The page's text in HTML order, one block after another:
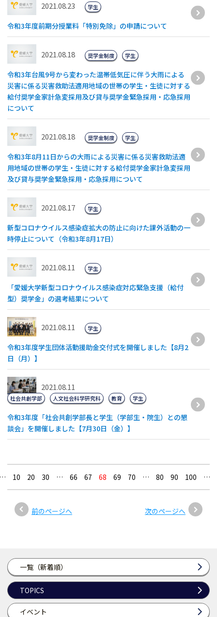
一覧（新着順）
TOPICS
イベント
2021.08.23
令和3年度前期分授業料「特別免除」の申請について
学生
2021.08.18
令和3年台風9号から変わった温帯低気圧に伴う大雨による
災害に係る災害救助法適用地域の世帯の学生・生徒に対する
給付奨学金家計急変採用及び貸与奨学金緊急採用・応急採用
について
奨学金制度 学生
2021.08.18
令和3年8月11日からの大雨による災害に係る災害救助法適
用地域の世帯の学生・生徒に対する給付奨学金家計急変採用
及び貸与奨学金緊急採用・応急採用について
奨学金制度 学生
2021.08.17
新型コロナウイルス感染症拡大の防止に向けた課外活動の一
時停止について（令和3年8月17日）
学生
2021.08.11
「愛媛大学新型コロナウイルス感染症対応緊急支援（給付
型）奨学金」の選考結果について
学生
2021.08.11
令和3年度学生団体活動援助金交付式を開催しました【8月2
日（月）】
学生
2021.08.11
令和3年度「社会共創学部長と学生（学部生・院生）との懇
談会」を開催しました【7月30日（金）】
社会共創学部 人文社会科学研究科 教育 学生
前のページへ
10 20 30 … 66 67 68 69 70 … 80 90 100 …
次のページへ